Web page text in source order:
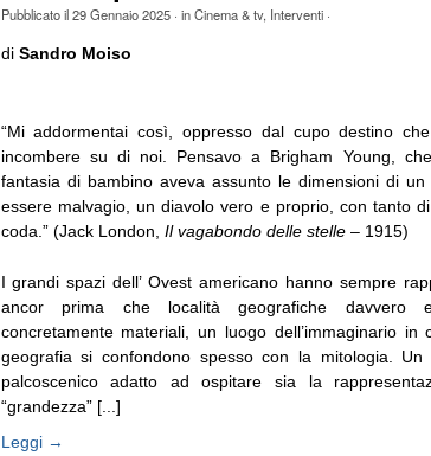
Pubblicato il29 Gennaio 2025· inCinema & tv, Interventi·
di Sandro Moiso
“Mi addormentai così, oppresso dal cupo destino
incombere su di noi. Pensavo a Brigham Young,
fantasia di bambino aveva assunto le dimensioni di un
essere malvagio, un diavolo vero e proprio, con tanto
coda.” (Jack London, Il vagabondo delle stelle– 1915)
I grandi spazi dell’ Ovest americano hanno sempre
ancor prima che località geografiche davvero
concretamente materiali, un luogo dell’immaginario in
geografia si confondono spesso con la mitologia. Un
palcoscenico adatto ad ospitare sia la
“grandezza” [...]
Leggi →